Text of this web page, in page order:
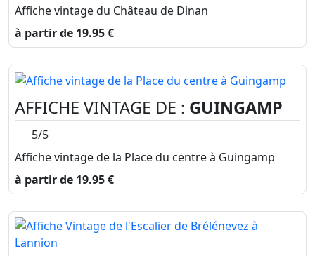
Affiche vintage du Château de Dinan
à partir de 19.95 €
AFFICHE VINTAGE DE : GUINGAMP
5/5
Affiche vintage de la Place du centre à Guingamp
à partir de 19.95 €